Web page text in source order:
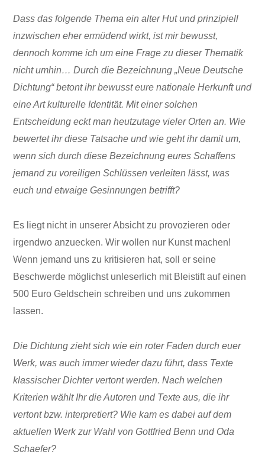
Dass das folgende Thema ein alter Hut und prinzipiell
inzwischen eher ermüdend wirkt, ist mir bewusst,
dennoch komme ich um eine Frage zu dieser Thematik
nicht umhin… Durch die Bezeichnung „Neue Deutsche
Dichtung“ betont ihr bewusst eure nationale Herkunft und
eine Art kulturelle Identität. Mit einer solchen
Entscheidung eckt man heutzutage vieler Orten an. Wie
bewertet ihr diese Tatsache und wie geht ihr damit um,
wenn sich durch diese Bezeichnung eures Schaffens
jemand zu voreiligen Schlüssen verleiten lässt, was
euch und etwaige Gesinnungen betrifft?
Es liegt nicht in unserer Absicht zu provozieren oder
irgendwo anzuecken. Wir wollen nur Kunst machen!
Wenn jemand uns zu kritisieren hat, soll er seine
Beschwerde möglichst unleserlich mit Bleistift auf einen
500 Euro Geldschein schreiben und uns zukommen
lassen.
Die Dichtung zieht sich wie ein roter Faden durch euer
Werk, was auch immer wieder dazu führt, dass Texte
klassischer Dichter vertont werden. Nach welchen
Kriterien wählt Ihr die Autoren und Texte aus, die ihr
vertont bzw. interpretiert? Wie kam es dabei auf dem
aktuellen Werk zur Wahl von Gottfried Benn und Oda
Schaefer?